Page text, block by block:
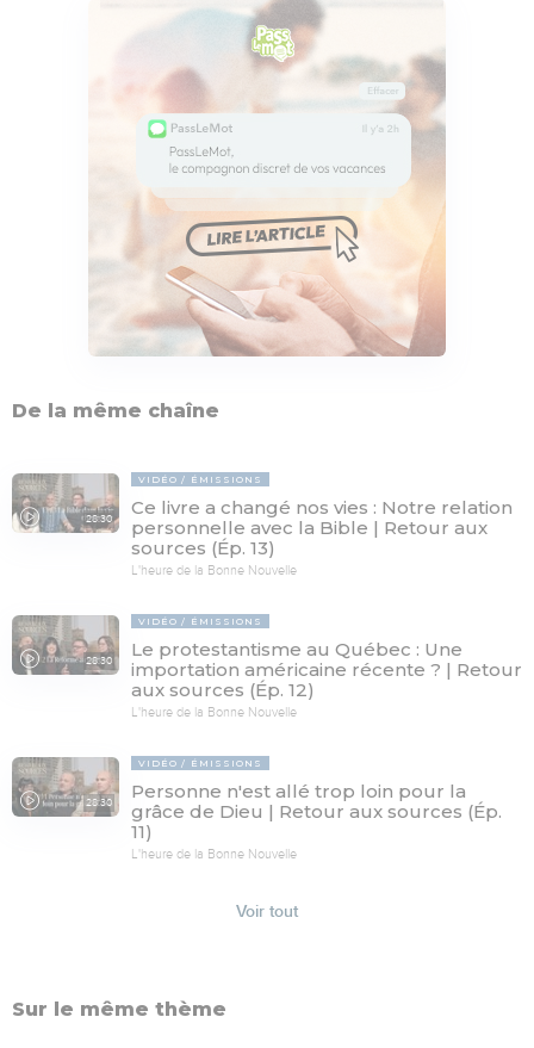
De la même chaîne
28:30
VIDÉO ÉMISSIONS
Ce livre a changé nos vies : Notre relation
personnelle avec la Bible | Retour aux
sources (Ép. 13)
L'heure de la Bonne Nouvelle
28:30
VIDÉO ÉMISSIONS
Le protestantisme au Québec : Une
importation américaine récente ? | Retour
aux sources (Ép. 12)
L'heure de la Bonne Nouvelle
28:30
VIDÉO ÉMISSIONS
Personne n'est allé trop loin pour la
grâce de Dieu | Retour aux sources (Ép.
11)
L'heure de la Bonne Nouvelle
Voir tout
Sur le même thème